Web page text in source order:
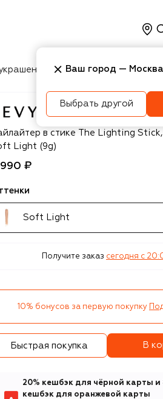
Косметика
Aucoinв стике The Lighting
Light (9g)
₽
Soft Light
Получите заказ сегодня c
10% бонусов за первую покупку
Быстрая покупка В
20% кешбэк для чёрной карты и
кешбэк для оранжевой карты
Ваш город — Москва
Выбрать другой